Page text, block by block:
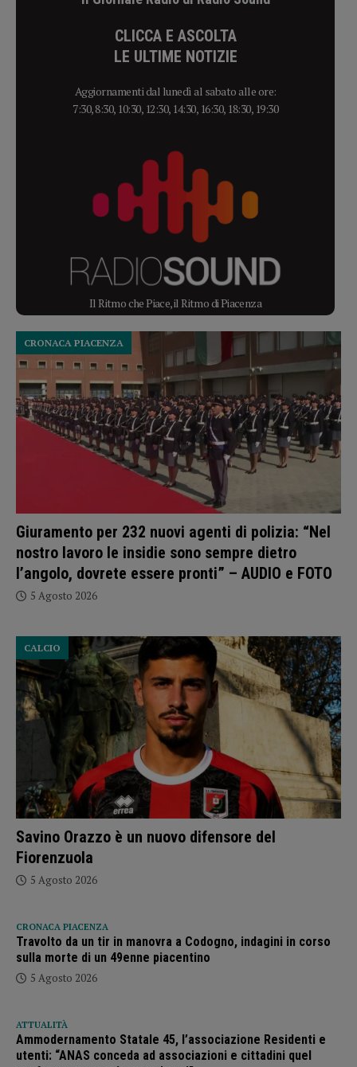
CLICCA E ASCOLTA
LE ULTIME NOTIZIE
Aggiornamenti dal lunedì al sabato alle ore:
7:30, 8:30, 10:30, 12:30, 14:30, 16:30, 18:30, 19:30
Il Ritmo che Piace, il Ritmo di Piacenza
Giuramento per 232 nuovi agenti di polizia: “Nel
nostro lavoro le insidie sono sempre dietro
l’angolo, dovrete essere pronti” – AUDIO e FOTO
CRONACA PIACENZA
5 Agosto 2026
Savino Orazzo è un nuovo difensore del
Fiorenzuola
CALCIO
5 Agosto 2026
CRONACA PIACENZA
Travolto da un tir in manovra a Codogno, indagini in corso
sulla morte di un 49enne piacentino
5 Agosto 2026
ATTUALITÀ
Ammodernamento Statale 45, l’associazione Residenti e
utenti: “ANAS conceda ad associazioni e cittadini quel